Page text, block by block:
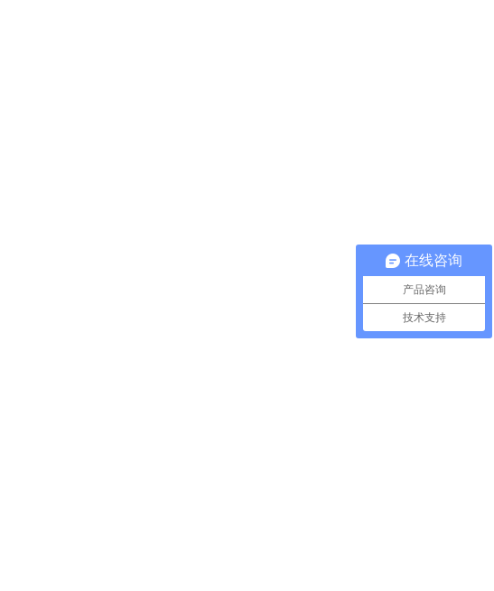
在线咨询
产品咨询
技术支持